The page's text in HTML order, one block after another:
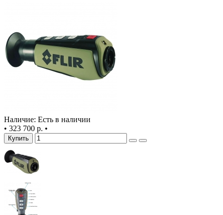
Наличие: Есть в наличии
• 323 700 р. •
Купить